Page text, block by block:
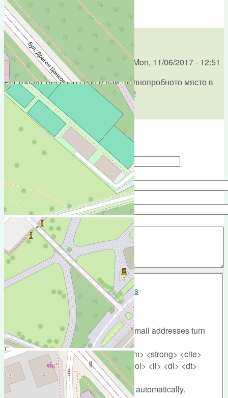
reply
Весело село
Submitted byБоби (not verified) onMon, 11/06/2017 - 12:51
Ресторант Веселоо село е най -долнопробното място в
София, премахнете го най-накрая!
reply
Add new comment
Your name
Subject
Comment*
More information about text formats
Web page addresses and e-mail addresses turn
into links automatically.
Allowed HTML tags: <a> <em> <strong> <cite>
<blockquote> <code> <ul> <ol> <li> <dl> <dt>
<dd>
Lines and paragraphs break automatically.